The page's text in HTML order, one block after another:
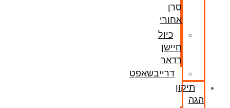
סרן
אחורי
כיול
חיישן
רדאר
דרייבשאפט
תיקון
הגה